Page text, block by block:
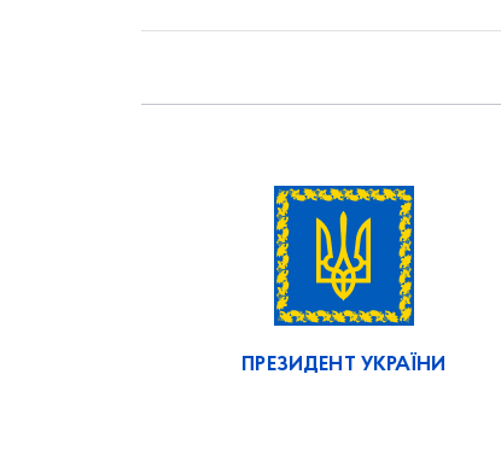
ПРЕЗИДЕНТ УКРАЇНИ